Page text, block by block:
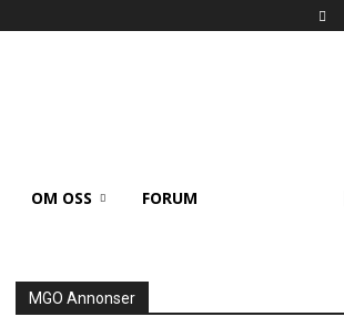
OM OSS FORUM
MGO Annonser